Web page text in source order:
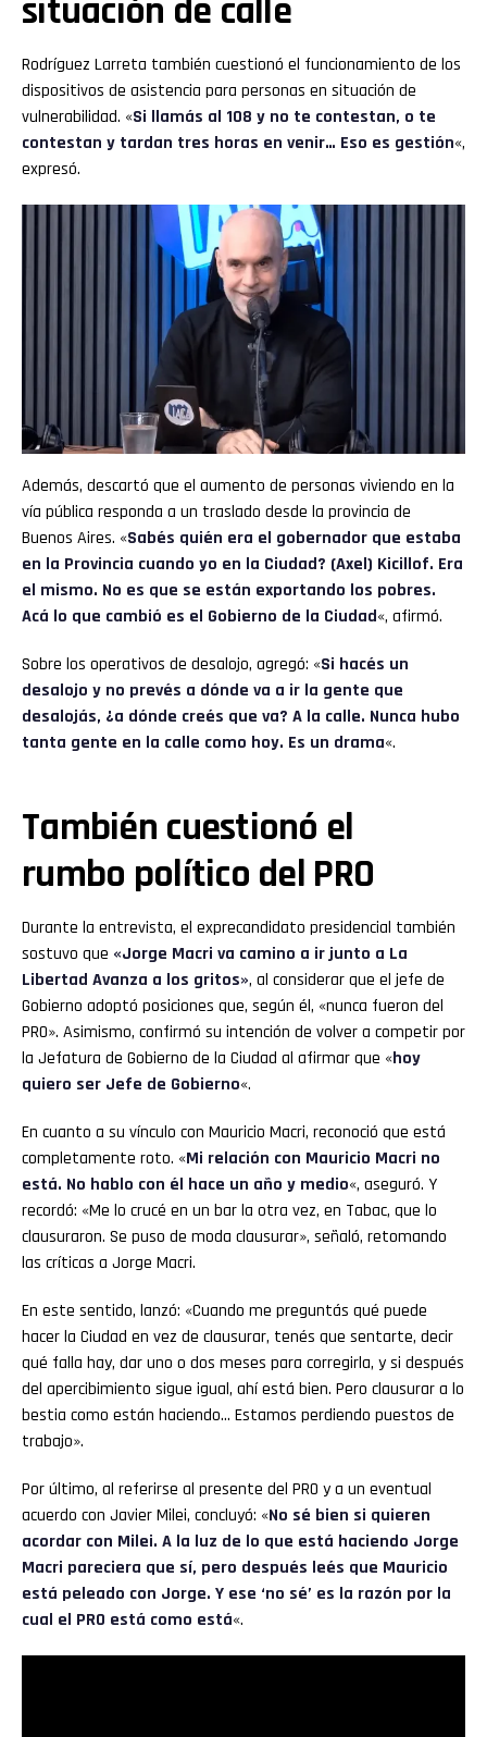
situación de calle
Rodríguez Larreta también cuestionó el funcionamiento de los
dispositivos de asistencia para personas en situación de
vulnerabilidad. «Si llamás al 108 y no te contestan, o te
contestan y tardan tres horas en venir… Eso es gestión«,
expresó.
Además, descartó que el aumento de personas viviendo en la
vía pública responda a un traslado desde la provincia de
Buenos Aires. «Sabés quién era el gobernador que estaba
en la Provincia cuando yo en la Ciudad? (Axel) Kicillof. Era
el mismo. No es que se están exportando los pobres.
Acá lo que cambió es el Gobierno de la Ciudad«, afirmó.
Sobre los operativos de desalojo, agregó: «Si hacés un
desalojo y no prevés a dónde va a ir la gente que
desalojás, ¿a dónde creés que va? A la calle. Nunca hubo
tanta gente en la calle como hoy. Es un drama«.
También cuestionó el
rumbo político del PRO
Durante la entrevista, el exprecandidato presidencial también
sostuvo que «Jorge Macri va camino a ir junto a La
Libertad Avanza a los gritos», al considerar que el jefe de
Gobierno adoptó posiciones que, según él, «nunca fueron del
PRO». Asimismo, confirmó su intención de volver a competir por
la Jefatura de Gobierno de la Ciudad al afirmar que «hoy
quiero ser Jefe de Gobierno«.
En cuanto a su vínculo con Mauricio Macri, reconoció que está
completamente roto. «Mi relación con Mauricio Macri no
está. No hablo con él hace un año y medio«, aseguró. Y
recordó: «Me lo crucé en un bar la otra vez, en Tabac, que lo
clausuraron. Se puso de moda clausurar», señaló, retomando
las críticas a Jorge Macri.
En este sentido, lanzó: «Cuando me preguntás qué puede
hacer la Ciudad en vez de clausurar, tenés que sentarte, decir
qué falla hay, dar uno o dos meses para corregirla, y si después
del apercibimiento sigue igual, ahí está bien. Pero clausurar a lo
bestia como están haciendo… Estamos perdiendo puestos de
trabajo».
Por último, al referirse al presente del PRO y a un eventual
acuerdo con Javier Milei, concluyó: «No sé bien si quieren
acordar con Milei. A la luz de lo que está haciendo Jorge
Macri pareciera que sí, pero después leés que Mauricio
está peleado con Jorge. Y ese ‘no sé’ es la razón por la
cual el PRO está como está«.